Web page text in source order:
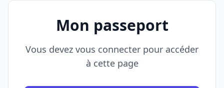
Mon passeport
Vous devez vous connecter pour accéder
à cette page